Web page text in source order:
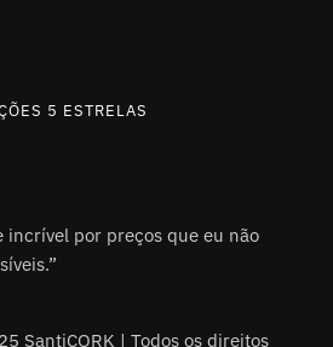
5 ESTRELAS
incrível por preços que eu não
SantiCORK | Todos os direitos